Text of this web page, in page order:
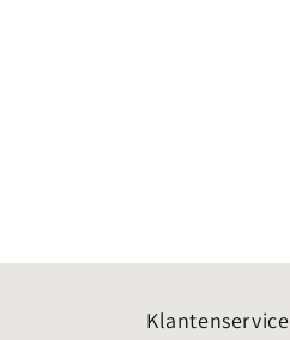
Klantenservice